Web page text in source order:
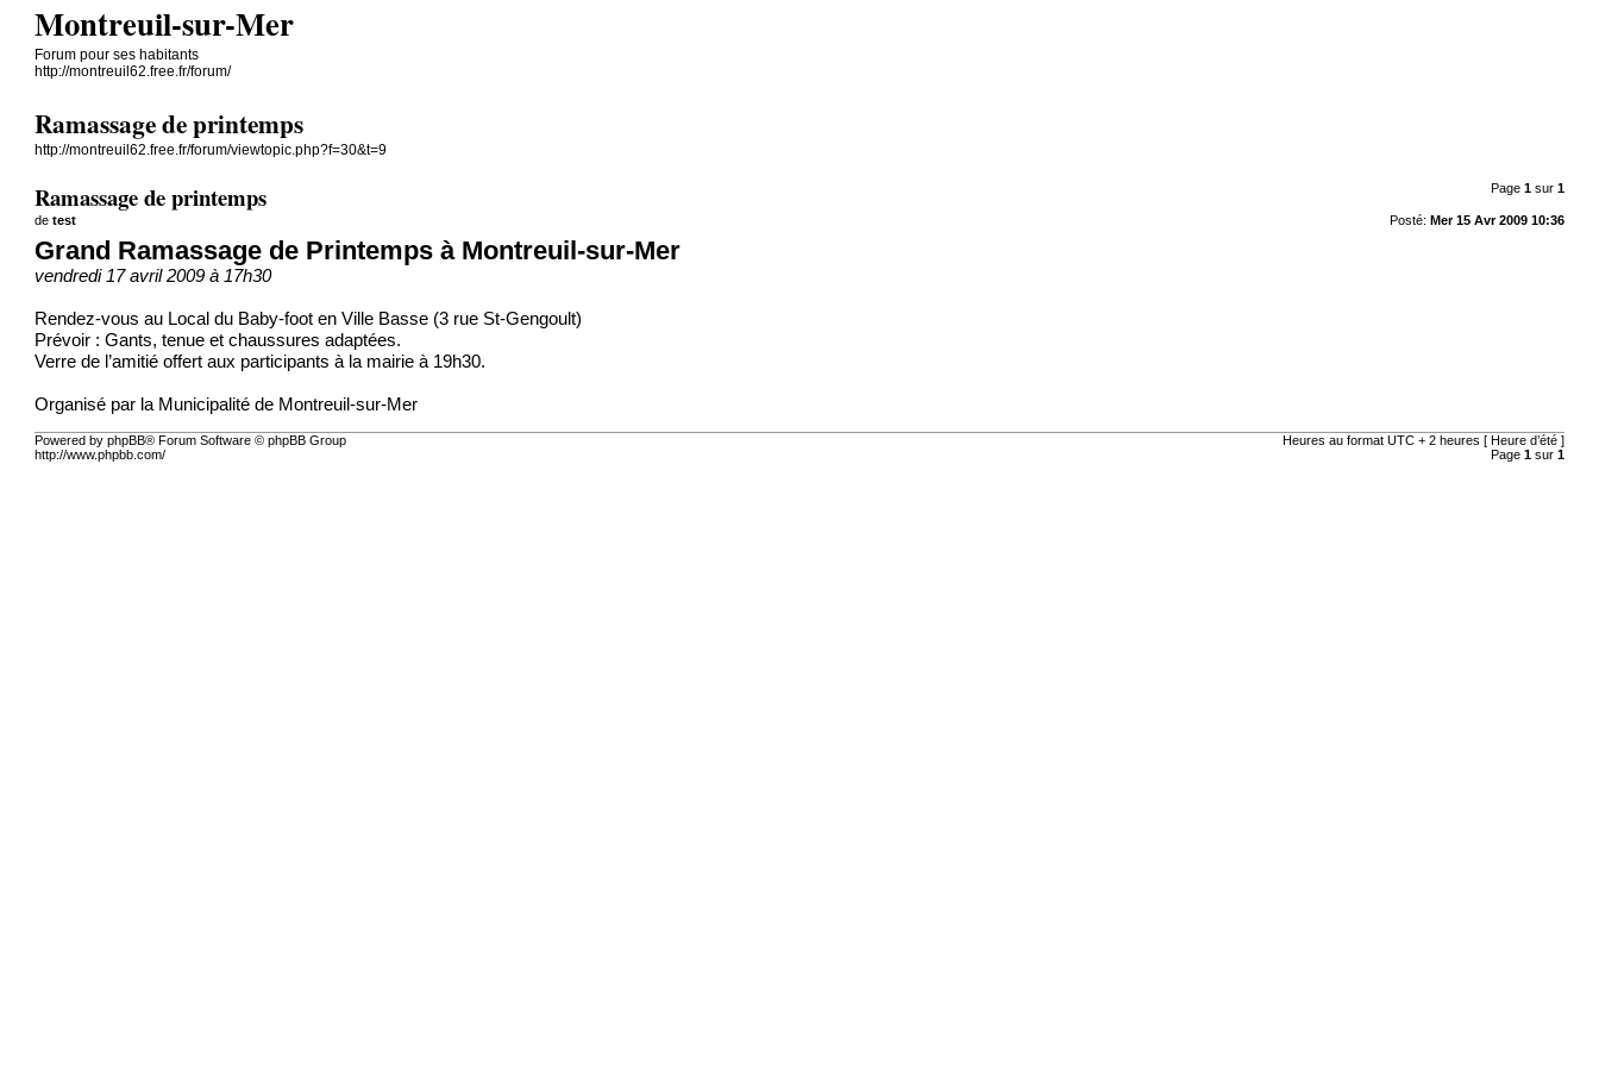
Montreuil-sur-Mer
Forum pour ses habitants
http://montreuil62.free.fr/forum/
Ramassage de printemps
http://montreuil62.free.fr/forum/viewtopic.php?f=30&t=9
Page 1sur 1
Ramassage de printemps
Posté: Mer 15 Avr 2009 10:36
detest
Grand Ramassage de Printemps à Montreuil-sur-Mer
vendredi 17 avril 2009 à 17h30
Rendez-vous au Local du Baby-foot en Ville Basse (3 rue St-Gengoult)
Prévoir : Gants, tenue et chaussures adaptées.
Verre de l’amitié offert aux participants à la mairie à 19h30.
Organisé par la Municipalité de Montreuil-sur-Mer
Heures au format UTC + 2 heures [ Heure d’été ]
Page 1sur 1
Powered by phpBB® Forum Software © phpBB Group
http://www.phpbb.com/